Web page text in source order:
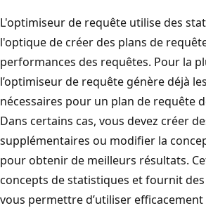
L'optimiseur de requête utilise des
l'optique de créer des plans de
performances des requêtes. Pour la
l’optimiseur de requête génère déjà
nécessaires pour un plan de requête
Dans certains cas, vous devez créer
supplémentaires ou modifier la
pour obtenir de meilleurs résultats.
concepts de statistiques et fournit
vous permettre d’utiliser